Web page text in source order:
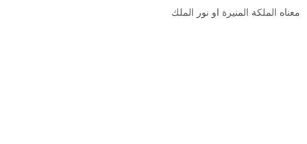
معناه الملكة المنيرة او نور الملك